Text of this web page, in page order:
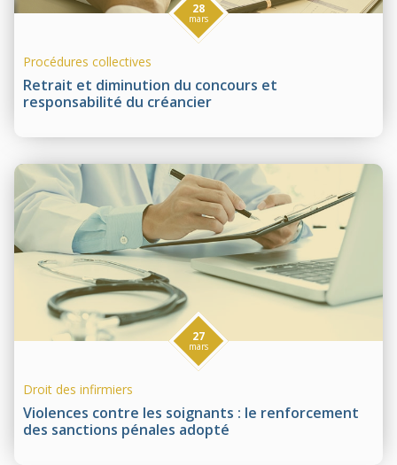
Retrait et diminution du concours et
responsabilité du créancier
28
mars
Procédures collectives
Violences contre les soignants : le renforcement
des sanctions pénales adopté
27
mars
Droit des infirmiers